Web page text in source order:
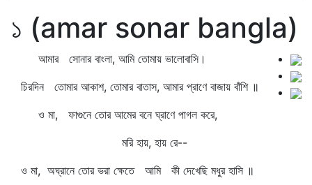
১ (amar sonar bangla)
আমার সোনার বাংলা, আমি তোমায় ভালোবাসি।
চিরদিন তোমার আকাশ, তোমার বাতাস, আমার প্রাণে বাজায় বাঁশি ॥
ও মা, ফাগুনে তোর আমের বনে ঘ্রাণে পাগল করে,
মরি হায়, হায় রে--
ও মা, অঘ্রানে তোর ভরা ক্ষেতে আমি কী দেখেছি মধুর হাসি ॥